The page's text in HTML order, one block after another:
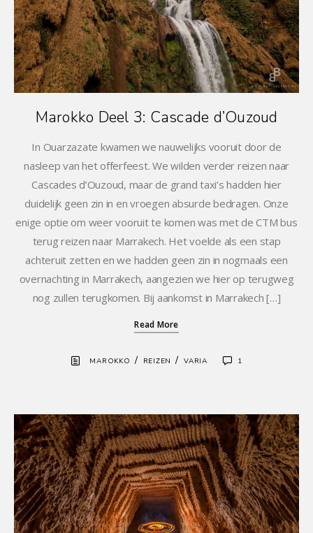
Marokko Deel 3: Cascade d’Ouzoud
In Ouarzazate kwamen we nauwelijks vooruit door de
nasleep van het offerfeest. We wilden verder reizen naar
Cascades d’Ouzoud, maar de grand taxi’s hadden hier
duidelijk geen zin in en vroegen absurde bedragen. Onze
enige optie om weer vooruit te komen was met de CTM bus
terug reizen naar Marrakech. Het voelde als een stap
achteruit zetten en we hadden geen zin in nogmaals een
overnachting in Marrakech, aangezien we hier op terugweg
nog zullen terugkomen. Bij aankomst in Marrakech […]
Read More
MAROKKO / REIZEN /VARIA 1